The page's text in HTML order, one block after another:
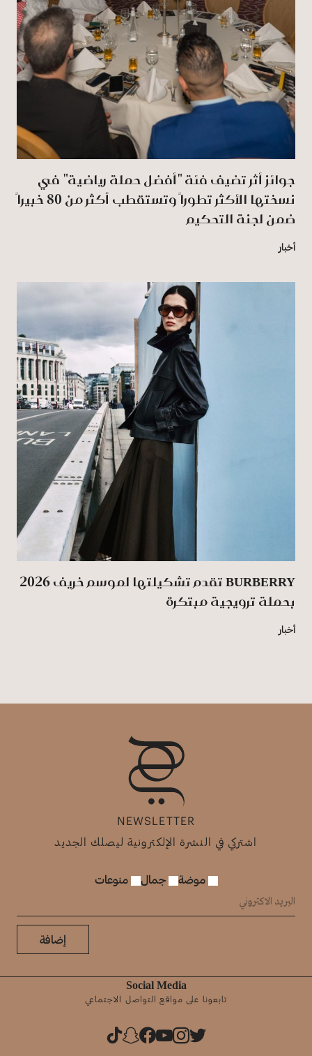
جوائز أثر تضيف فئة "أفضل حملة رياضية" في
نسختها الأكثر تطوراً وتستقطب أكثر من 80 خبيراً
ضمن لجنة التحكيم
أخبار
BURBERRY تقدم تشكيلتها لموسم خريف 2026
بحملة ترويجية مبتكرة
أخبار
NEWSLETTER
اشتركي في النشرة الإلكترونية ليصلك الجديد
موضة جمال منوعات
إضافة
Social Media
تابعونا على مواقع التواصل الاجتماعي